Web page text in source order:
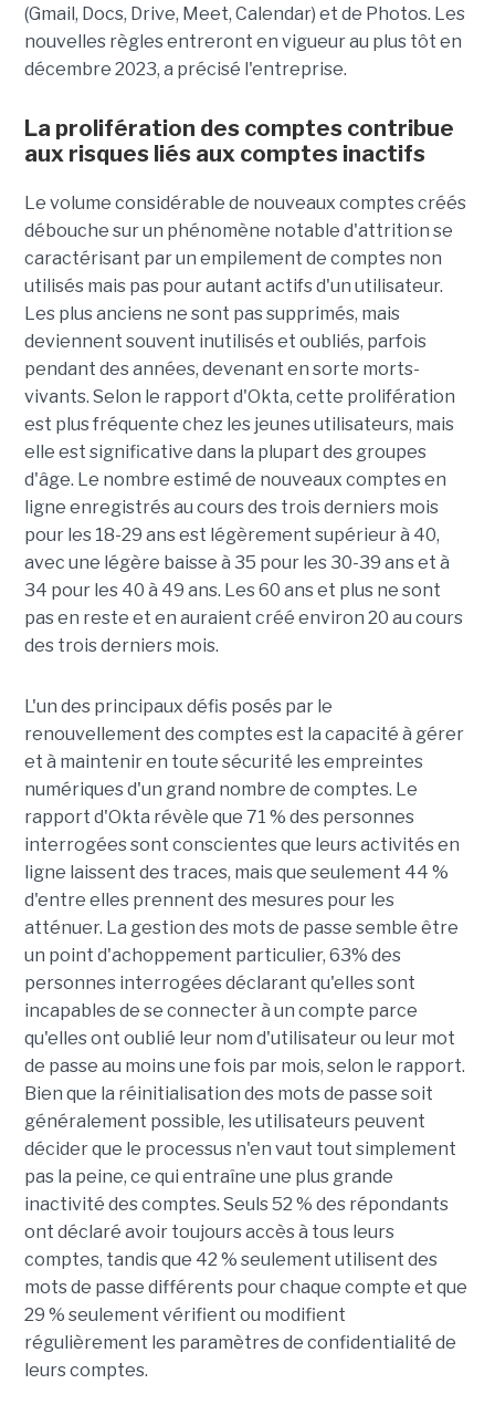
(Gmail, Docs, Drive, Meet, Calendar) et de Photos. Les
nouvelles règles entreront en vigueur au plus tôt en
décembre 2023, a précisé l'entreprise.
La prolifération des comptes contribue
aux risques liés aux comptes inactifs
Le volume considérable de nouveaux comptes créés
débouche sur un phénomène notable d'attrition se
caractérisant par un empilement de comptes non
utilisés mais pas pour autant actifs d'un utilisateur.
Les plus anciens ne sont pas supprimés, mais
deviennent souvent inutilisés et oubliés, parfois
pendant des années, devenant en sorte morts-
vivants. Selon le rapport d'Okta, cette prolifération
est plus fréquente chez les jeunes utilisateurs, mais
elle est significative dans la plupart des groupes
d'âge. Le nombre estimé de nouveaux comptes en
ligne enregistrés au cours des trois derniers mois
pour les 18-29 ans est légèrement supérieur à 40,
avec une légère baisse à 35 pour les 30-39 ans et à
34 pour les 40 à 49 ans. Les 60 ans et plus ne sont
pas en reste et en auraient créé environ 20 au cours
des trois derniers mois.
L'un des principaux défis posés par le
renouvellement des comptes est la capacité à gérer
et à maintenir en toute sécurité les empreintes
numériques d'un grand nombre de comptes. Le
rapport d'Okta révèle que 71 % des personnes
interrogées sont conscientes que leurs activités en
ligne laissent des traces, mais que seulement 44 %
d'entre elles prennent des mesures pour les
atténuer. La gestion des mots de passe semble être
un point d'achoppement particulier, 63% des
personnes interrogées déclarant qu'elles sont
incapables de se connecter à un compte parce
qu'elles ont oublié leur nom d'utilisateur ou leur mot
de passe au moins une fois par mois, selon le rapport.
Bien que la réinitialisation des mots de passe soit
généralement possible, les utilisateurs peuvent
décider que le processus n'en vaut tout simplement
pas la peine, ce qui entraîne une plus grande
inactivité des comptes. Seuls 52 % des répondants
ont déclaré avoir toujours accès à tous leurs
comptes, tandis que 42 % seulement utilisent des
mots de passe différents pour chaque compte et que
29 % seulement vérifient ou modifient
régulièrement les paramètres de confidentialité de
leurs comptes.